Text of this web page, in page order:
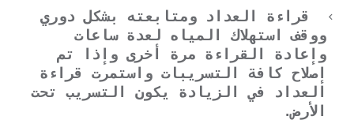
قراءة العداد ومتابعته بشكل دوري
ووقف استهلاك المياه لعدة ساعات
وإعادة القراءة مرة أخرى وإذا تم
إصلاح كافة التسريبات واستمرت قراءة
العداد في الزيادة يكون التسريب تحت
الأرض.